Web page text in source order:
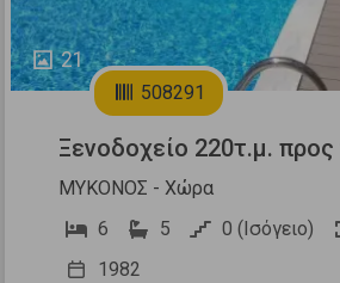
21
508291
Ξενοδοχείο 220τ.μ.
ΜΥΚΟΝΟΣ - Χώρα
6
5 0 (Ισόγειο)
1982